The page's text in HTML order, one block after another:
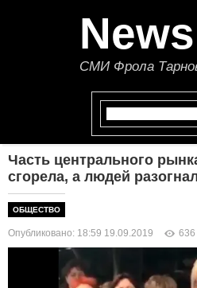
СМИ Фрола
Часть центрального
сгорела, а людей
ОБЩЕСТВО
Опубликовано: 18:59 19.09.2019 636